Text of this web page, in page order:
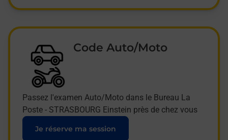
Code Auto/Moto
Passez l'examen Auto/Moto dans le Bureau La
Poste - STRASBOURG Einstein près de chez vous
Je réserve ma session